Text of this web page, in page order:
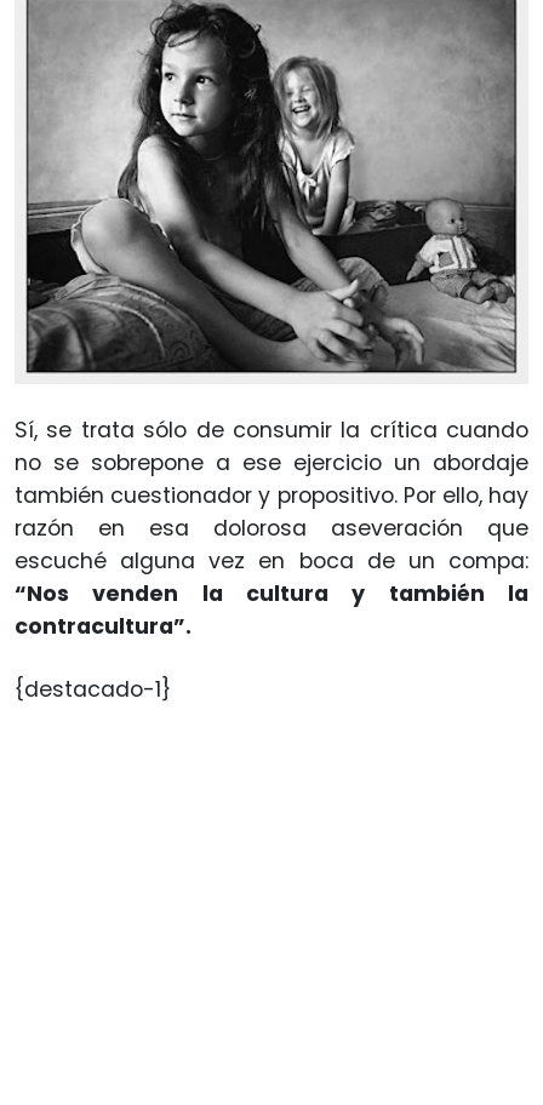
Sí, se trata sólo de consumir la crítica cuando
no se sobrepone a ese ejercicio un abordaje
también cuestionador y propositivo. Por ello, hay
razón en esa dolorosa aseveración que
escuché alguna vez en boca de un compa:
“Nos venden la cultura y también la
contracultura”.
{destacado-1}